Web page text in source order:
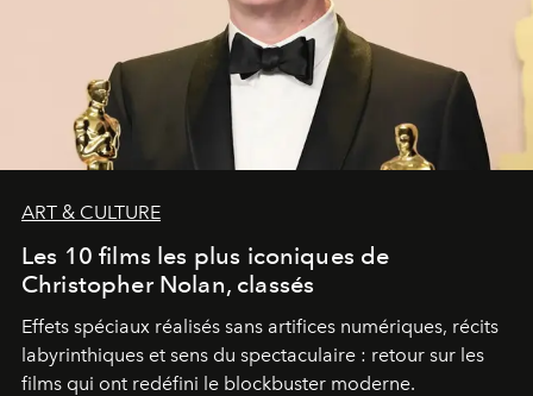
ART & CULTURE
Les 10 films les plus iconiques de
Christopher Nolan, classés
Effets spéciaux réalisés sans artifices numériques, récits
labyrinthiques et sens du spectaculaire : retour sur les
films qui ont redéfini le blockbuster moderne.